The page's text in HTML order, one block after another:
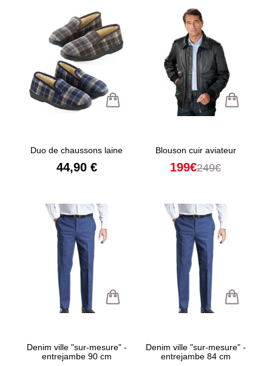
Duo de chaussons laine
44,90 €
Blouson cuir aviateur
199€249€
Denim ville "sur-mesure" -
entrejambe 90 cm
Denim ville "sur-mesure" -
entrejambe 84 cm